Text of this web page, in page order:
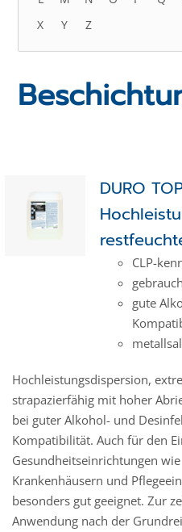
X
Y Z
DURO
CLP-
gute
Hochleistungsdispersion,
strapazierfähig mit hoher
bei guter Alkohol- und
Kompatibilität. Auch für den
Gesundheitseinrichtungen wie
Krankenhäusern und
besonders gut geeignet. Zur
Anwendung nach der